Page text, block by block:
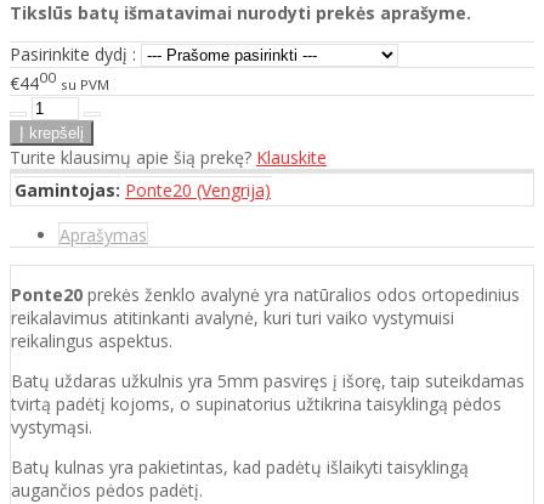
Tikslūs batų išmatavimai nurodyti prekės aprašyme.
Pasirinkite dydį :
€4400 su PVM
Turite klausimų apie šią prekę? Klauskite
Gamintojas: Ponte20 (Vengrija)
Aprašymas
Ponte20 prekės ženklo avalynė yra natūralios odos ortopedinius
reikalavimus atitinkanti avalynė, kuri turi vaiko vystymuisi
reikalingus aspektus.
Batų uždaras užkulnis yra 5mm pasviręs į išorę, taip suteikdamas
tvirtą padėtį kojoms, o supinatorius užtikrina taisyklingą pėdos
vystymąsi.
Batų kulnas yra pakietintas, kad padėtų išlaikyti taisyklingą
augančios pėdos padėtį.